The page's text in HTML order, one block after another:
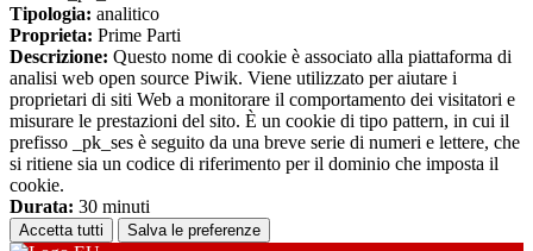
Tipologia: analitico
Proprieta: Prime Parti
Descrizione: Questo nome di cookie è associato alla piattaforma di
analisi web open source Piwik. Viene utilizzato per aiutare i
proprietari di siti Web a monitorare il comportamento dei visitatori e
misurare le prestazioni del sito. È un cookie di tipo pattern, in cui il
prefisso _pk_ses è seguito da una breve serie di numeri e lettere, che
si ritiene sia un codice di riferimento per il dominio che imposta il
cookie.
Durata: 30 minuti
Accetta tutti Salva le preferenze